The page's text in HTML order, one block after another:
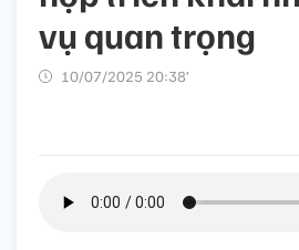
vụ quan trọng
10/07/2025 20:38’